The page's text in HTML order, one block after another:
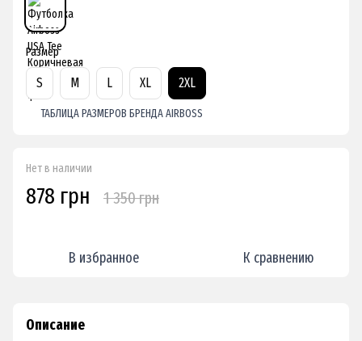
Размер
S M L XL 2XL
ТАБЛИЦА РАЗМЕРОВ БРЕНДА AIRBOSS
Нет в наличии
878 грн 1 350 грн
В избранное К сравнению
Описание